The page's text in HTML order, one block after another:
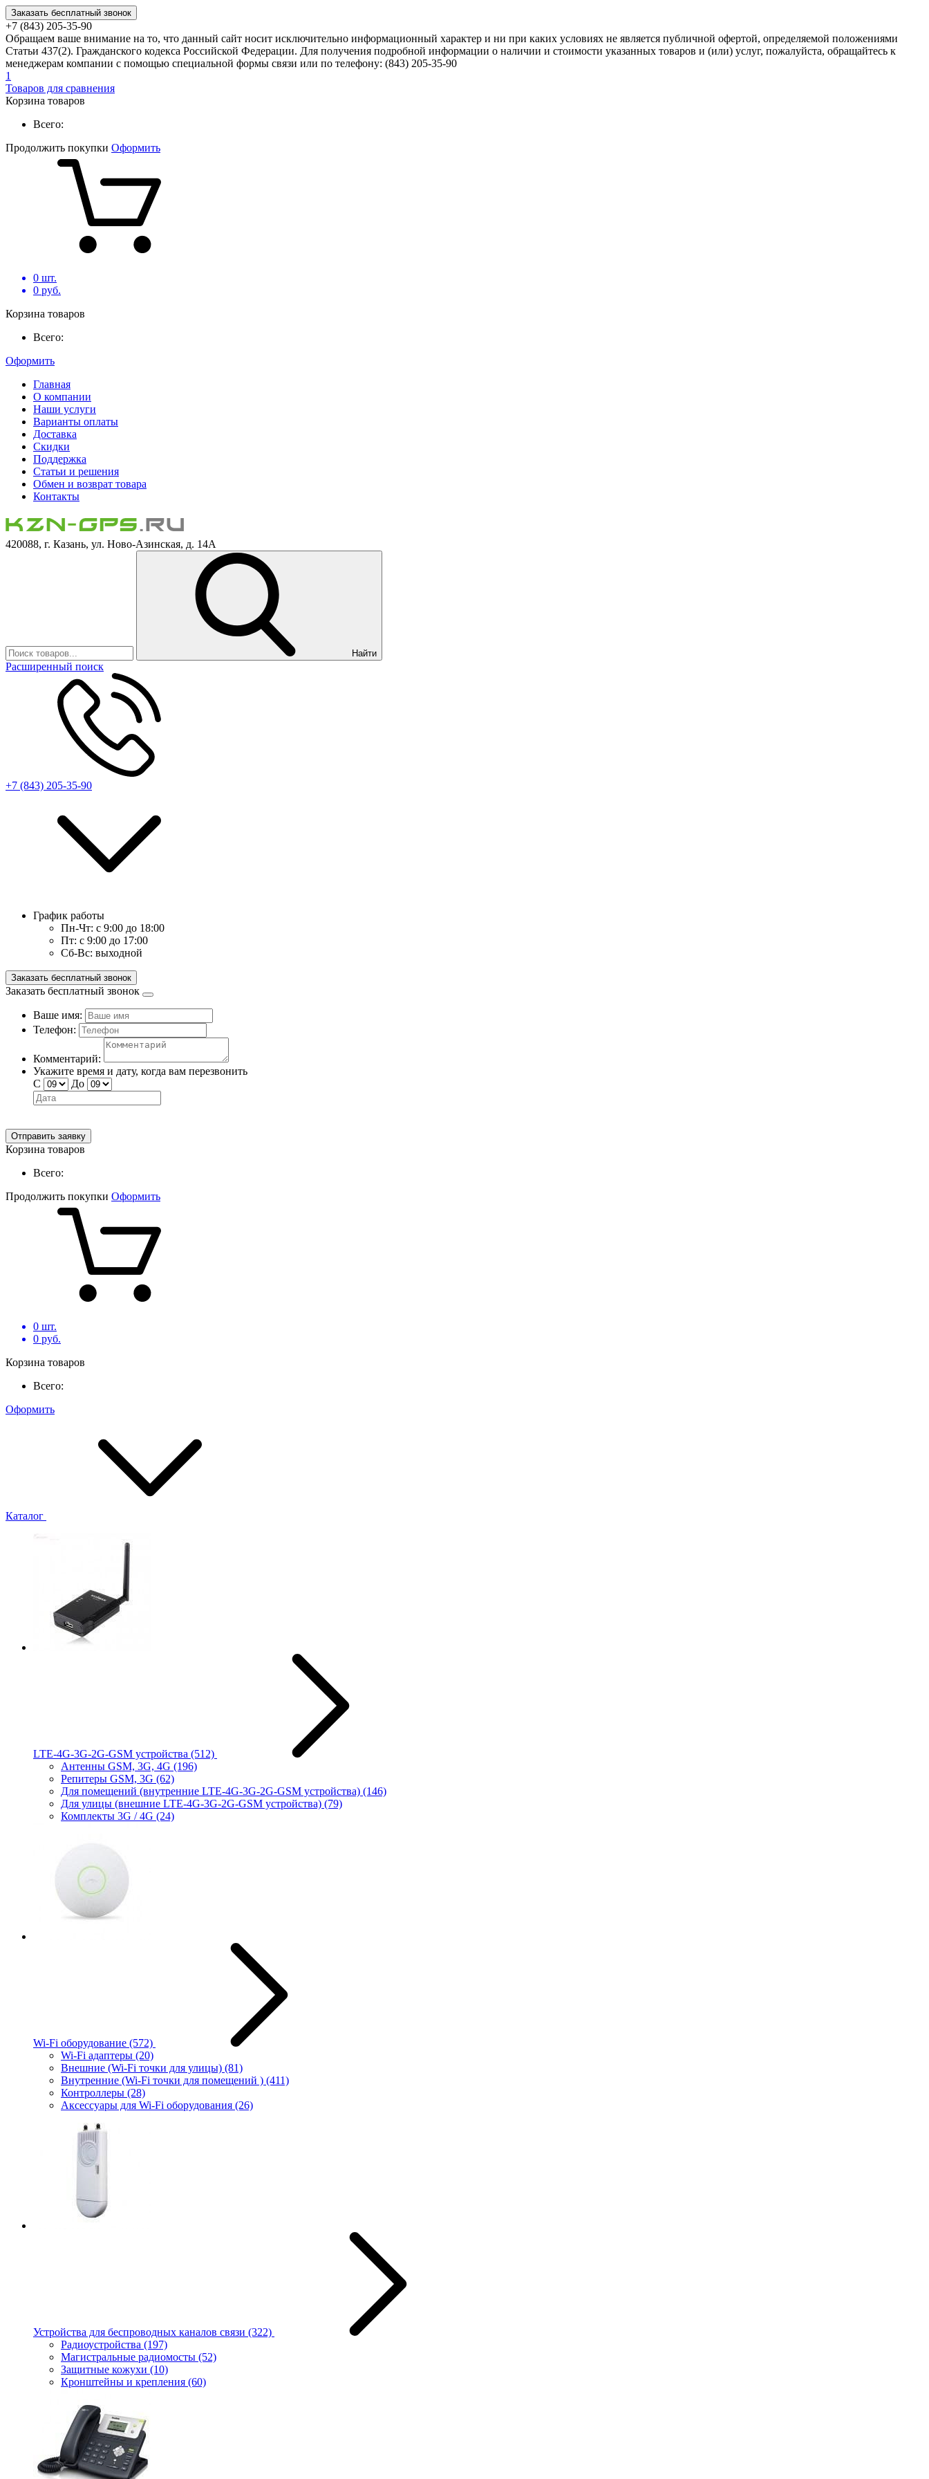
Заказать бесплатный звонок
+7 (843) 205-35-90
Обращаем ваше внимание на то, что данный сайт носит исключительно информационный характер и ни при каких условиях не является публичной офертой, определяемой положениями
Статьи 437(2). Гражданского кодекса Российской Федерации. Для получения подробной информации о наличии и стоимости указанных товаров и (или) услуг, пожалуйста, обращайтесь к
менеджерам компании с помощью специальной формы связи или по телефону: (843) 205-35-90
1
Товаров для сравнения
Корзина товаров
Всего:
Продолжить покупки Оформить
0 шт.
0 руб.
Корзина товаров
Всего:
Оформить
Главная
О компании
Наши услуги
Варианты оплаты
Доставка
Скидки
Поддержка
Статьи и решения
Обмен и возврат товара
Контакты
420088, г. Казань, ул. Ново-Азинская, д. 14А
Найти
Расширенный поиск
+7 (843) 205-35-90
График работы
Пн-Чт: с 9:00 до 18:00
Пт: с 9:00 до 17:00
Сб-Вс: выходной
Заказать бесплатный звонок
Заказать бесплатный звонок
Ваше имя:
Телефон:
Комментарий:
Укажите время и дату, когда вам перезвонить
С
До
Отправить заявку
Корзина товаров
Всего:
Продолжить покупки Оформить
0 шт.
0 руб.
Корзина товаров
Всего:
Оформить
Каталог
LTE-4G-3G-2G-GSM устройства (512)
Антенны GSM, 3G, 4G (196)
Репитеры GSM, 3G (62)
Для помещений (внутренние LTE-4G-3G-2G-GSM устройства) (146)
Для улицы (внешние LTE-4G-3G-2G-GSM устройства) (79)
Комплекты 3G / 4G (24)
Wi-Fi оборудование (572)
Wi-Fi адаптеры (20)
Внешние (Wi-Fi точки для улицы) (81)
Внутренние (Wi-Fi точки для помещений ) (411)
Контроллеры (28)
Аксессуары для Wi-Fi оборудования (26)
Устройства для беспроводных каналов связи (322)
Радиоустройства (197)
Магистральные радиомосты (52)
Защитные кожухи (10)
Кронштейны и крепления (60)